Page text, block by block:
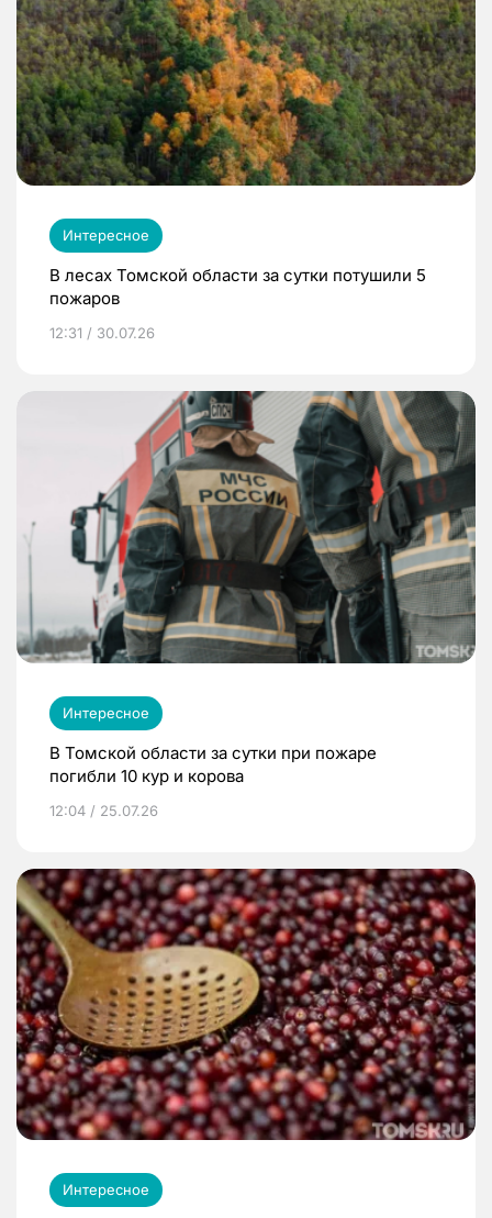
Интересное
В лесах Томской области за сутки потушили 5
пожаров
12:31 / 30.07.26
Интересное
В Томской области за сутки при пожаре
погибли 10 кур и корова
12:04 / 25.07.26
Интересное